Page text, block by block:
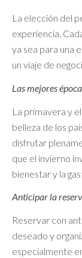
La elección del
experiencia.
ya sea para una
un viaje de
Las mejores
La primavera y
belleza de los
disfrutar
que el invierno
bienestar y la
Anticipar la
Reservar con
deseado y
especialmente